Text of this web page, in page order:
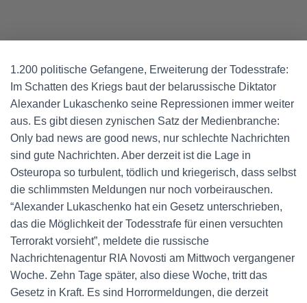
1.200 politische Gefangene, Erweiterung der Todesstrafe:
Im Schatten des Kriegs baut der belarussische Diktator
Alexander Lukaschenko seine Repressionen immer weiter
aus. Es gibt diesen zynischen Satz der Medienbranche:
Only bad news are good news, nur schlechte Nachrichten
sind gute Nachrichten. Aber derzeit ist die Lage in
Osteuropa so turbulent, tödlich und kriegerisch, dass selbst
die schlimmsten Meldungen nur noch vorbeirauschen.
“Alexander Lukaschenko hat ein Gesetz unterschrieben,
das die Möglichkeit der Todesstrafe für einen versuchten
Terrorakt vorsieht”, meldete die russische
Nachrichtenagentur RIA Novosti am Mittwoch vergangener
Woche. Zehn Tage später, also diese Woche, tritt das
Gesetz in Kraft. Es sind Horrormeldungen, die derzeit